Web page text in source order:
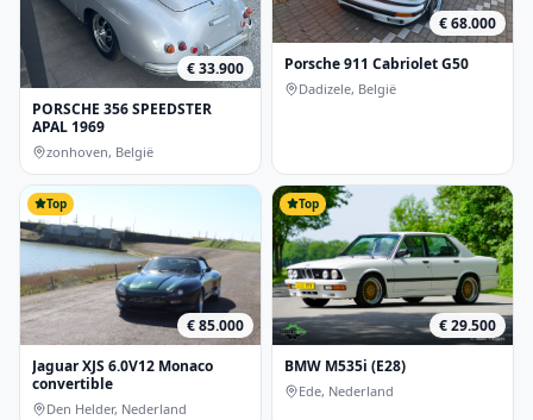
€ 33.900
PORSCHE 356 SPEEDSTER
APAL 1969
zonhoven, België
€ 68.000
Porsche 911 Cabriolet G50
Dadizele, België
Top
€ 85.000
Jaguar XJS 6.0V12 Monaco
convertible
Den Helder, Nederland
Top
€ 29.500
BMW M535i (E28)
Ede, Nederland